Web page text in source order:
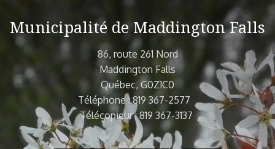
Municipalité de Maddington Falls
86, route 261 Nord
Maddington Falls
Québec, G0Z1C0
Téléphone : 819 367-2577
Télécopieur : 819 367-3137